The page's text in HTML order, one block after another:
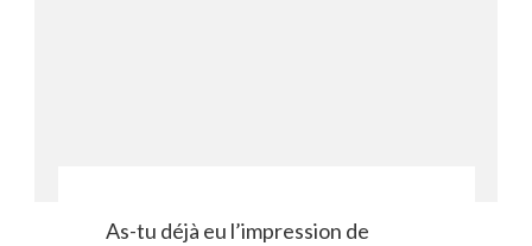
As-tu déjà eu l’impression de